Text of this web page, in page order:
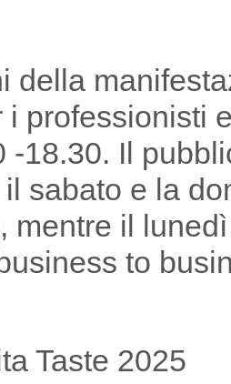
della
i professionisti
-18.30. Il
sabato e la
mentre il
to
Taste 2025